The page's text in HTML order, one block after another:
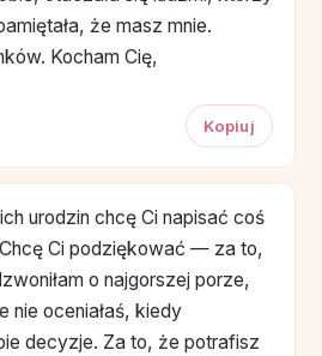
że masz mnie.
Kocham Cię,
Kopiuj
urodzin chcę Ci napisać coś
Chcę Ci podziękować — za to,
o najgorszej porze,
nie oceniałaś, kiedy
decyzje. Za to, że potrafisz